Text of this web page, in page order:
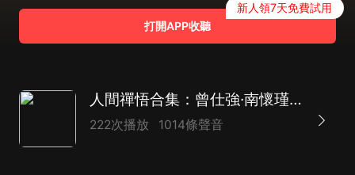
打開APP收聽
新人領7天免費試用
人間禪悟合集：曾仕強·南懷瑾箴言·國學古訓智慧
222次播放 1014條聲音